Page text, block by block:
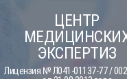
content
ЦЕНТР
ЭКСПЕРТИЗ
Лицензия № Л041-01137-77 /